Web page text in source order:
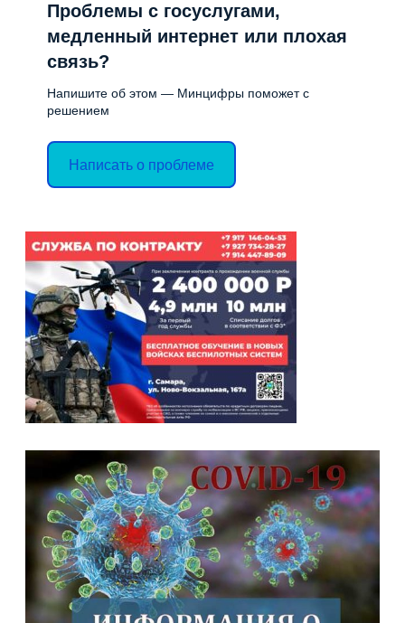
Проблемы с госуслугами,
медленный интернет или плохая
связь?
Напишите об этом — Минцифры поможет с
решением
Написать о проблеме